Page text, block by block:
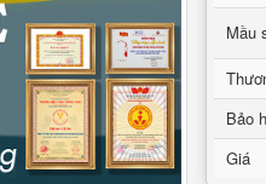
Mầu
Bảo
Giá